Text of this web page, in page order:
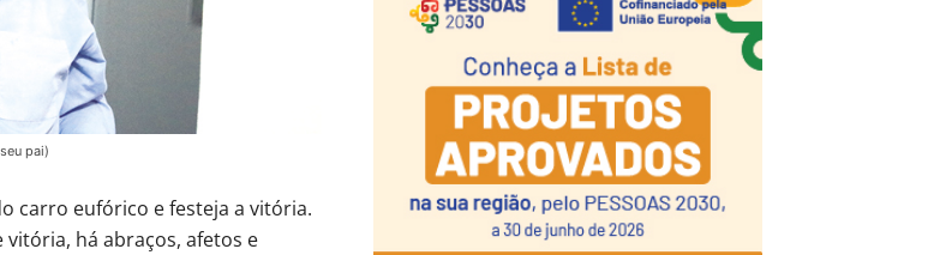
pai)
carro eufórico e festeja a vitória.
vitória, há abraços, afetos e